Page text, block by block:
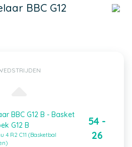
BBC G12
BBC G12 B - Basket
G12 B
4 R2 C11 (Basketbal
54 -
26